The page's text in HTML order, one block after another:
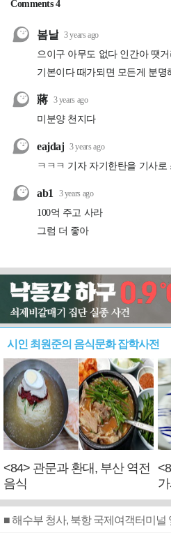
시인 최원준의 음식문화 잡학사전
<84> 관문과 환대, 부산 역전
음식
■ 해수부 청사, 북항 국제여객터미널